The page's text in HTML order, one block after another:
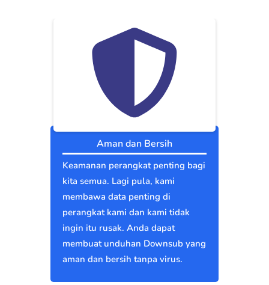
Aman dan Bersih
Keamanan perangkat penting bagi
kita semua. Lagi pula, kami
membawa data penting di
perangkat kami dan kami tidak
ingin itu rusak. Anda dapat
membuat unduhan Downsub yang
aman dan bersih tanpa virus.